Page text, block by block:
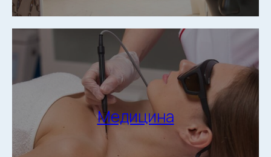
Медицина
ООО «ПРЕМЬЕР ЭСТЕТИК»
ИНН 7713459946 КПП 771301001
* Meta признана
экстремистской
организацией
и запрещена
на территории России
Франшиза
+7 903 200-18-88
Vkontakte
Telegram
+7 495 120-14-82